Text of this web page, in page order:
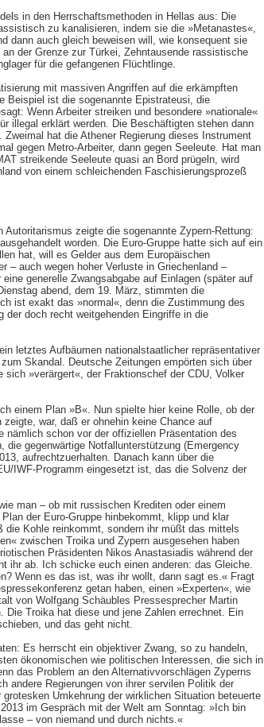
in den Herrschaftsmethoden in Hellas aus: Die
zu kanalisieren, indem sie die »Metanastes«,
dann auch gleich beweisen will, wie konsequent sie
der Grenze zur Türkei, Zehntausende rassistische
für die gefangenen Flüchtlinge.
mit massiven Angriffen auf die erkämpften
Beispiel ist die sogenannte Epistrateusi, die
Wenn Arbeiter streiken und besondere »nationale«
illegal erklärt werden. Die Beschäftigten stehen dann
hat die Athener Regierung dieses Instrument
gegen Metro-Arbeiter, dann gegen Seeleute. Hat man
streikende Seeleute quasi an Bord prügeln, wird
von einem schleichenden Faschisierungsprozeß
zeigte die sogenannte Zypern-Rettung:
worden. Die Euro-Gruppe hatte sich auf ein
hat, will es Gelder aus dem Europäischen
– auch wegen hoher Verluste in Griechenland –
generelle Zwangsabgabe auf Einlagen (später auf
abend, dem 19. März, stimmten die
ist exakt das »normal«, denn die Zustimmung des
der doch recht weitgehenden Eingriffe in die
letztes Aufbäumen nationalstaatlicher repräsentativer
Skandal. Deutsche Zeitungen empörten sich über
»verärgert«, der Fraktionschef der CDU, Volker
einem Plan »B«. Nun spielte hier keine Rolle, ob der
war, daß er ohnehin keine Chance auf
nämlich schon vor der offiziellen Präsentation des
gegenwärtige Notfallunterstützung (Emergency
aufrechtzuerhalten. Danach kann über die
IWF-Programm eingesetzt ist, das die Solvenz der
man – ob mit russischen Krediten oder einem
der Euro-Gruppe hinbekommt, klipp und klar
Kohle reinkommt, sondern ihr müßt das mittels
zwischen Troika und Zypern ausgesehen haben
Präsidenten Nikos Anastasiadis während der
ihr ab. Ich schicke euch einen anderen: das Gleiche.
Wenn es das ist, was ihr wollt, dann sagt es.« Fragt
getan haben, einen »Experten«, wie
von Wolfgang Schäubles Pressesprecher Martin
Troika hat diese und jene Zahlen errechnet. Ein
und das geht nicht.
Es herrscht ein objektiver Zwang, so zu handeln,
ökonomischen wie politischen Interessen, die sich in
das Problem an den Alternativvorschlägen Zyperns
andere Regierungen von ihrer servilen Politik der
Umkehrung der wirklichen Situation beteuerte
im Gespräch mit der Welt am Sonntag: »Ich bin
– von niemand und durch nichts.«